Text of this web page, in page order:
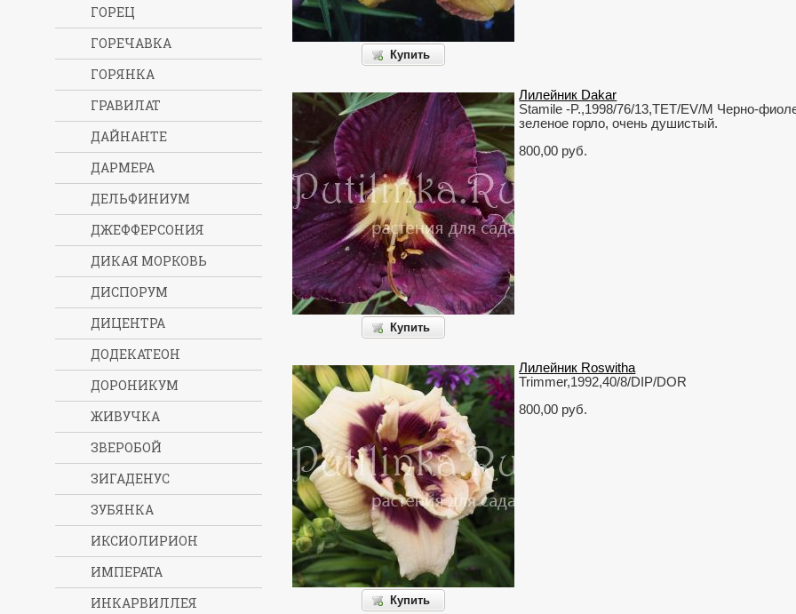
Купить
Купить
Лилейник Dakar
Stamile -P.,1998/76/13,TET/EV/M Черно-
зеленое горло, очень душистый.
800,00 руб.
Купить
Лилейник Roswitha
Trimmer,1992,40/8/DIP/DOR
800,00 руб.
ГОРЕЦ
ГОРЕЧАВКА
ГОРЯНКА
ГРАВИЛАТ
ДАЙНАНТЕ
ДАРМЕРА
ДЕЛЬФИНИУМ
ДЖЕФФЕРСОНИЯ
ДИКАЯ МОРКОВЬ
ДИСПОРУМ
ДИЦЕНТРА
ДОДЕКАТЕОН
ДОРОНИКУМ
ЖИВУЧКА
ЗВЕРОБОЙ
ЗИГАДЕНУС
ЗУБЯНКА
ИКСИОЛИРИОН
ИМПЕРАТА
ИНКАРВИЛЛЕЯ